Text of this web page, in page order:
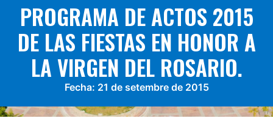
PROGRAMA DE ACTOS 2015
DE LAS FIESTAS EN HONOR A
LA VIRGEN DEL ROSARIO.
Fecha: 21 de setembre de 2015